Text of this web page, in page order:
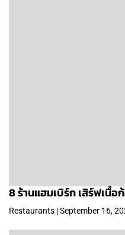
8 ร้านแฮมเบิร์ก เสิร์ฟเนื้
Restaurants | September 16,